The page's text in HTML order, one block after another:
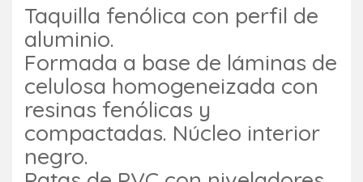
Taquilla fenólica con perfil de
aluminio.
Formada a base de láminas de
celulosa homogeneizada con
resinas fenólicas y
compactadas. Núcleo interior
negro.